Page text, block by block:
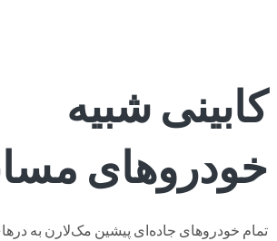
کابینی شبیه
خودروهای
تمام خودروهای جاده‌ای پیشین مک‌لارن به